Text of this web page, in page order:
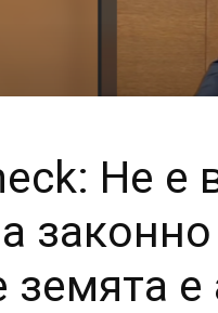
Не е
земята